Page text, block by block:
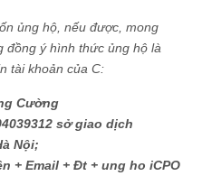
ủng hộ, nếu được, mong
đồng ý hình thức ủng hộ là
tài khoản của C:
Cường
sở giao dịch
Nội;
+ Email + Đt + ung ho iCPO